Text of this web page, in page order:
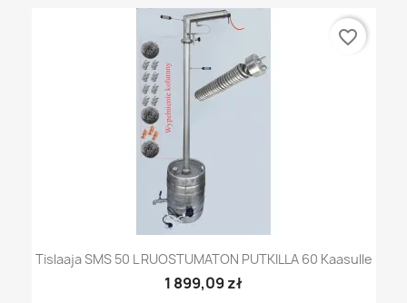
Tislaaja SMS 50 L RUOSTUMATON PUTKILLA 60 Kaasulle
1 899,09 zł
favorite_border